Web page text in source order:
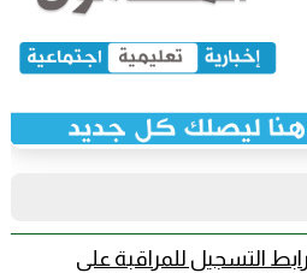
رابط التسجيل للمراقبة على